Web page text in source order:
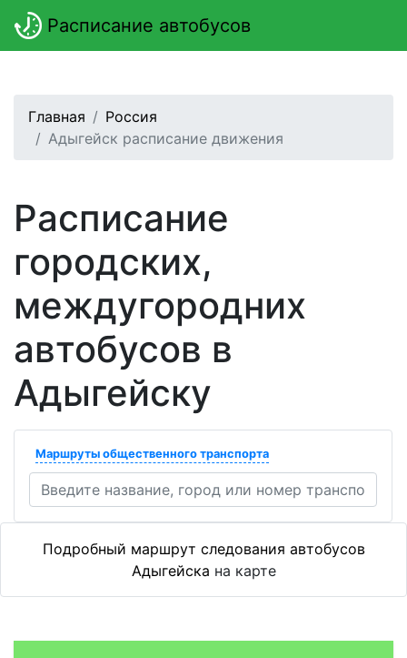
Расписание автобусов
Главная
Россия
Адыгейск расписание движения
Расписание
городских,
междугородних
автобусов в
Адыгейску
Маршруты общественного транспорта
Подробный маршрут следования автобусов
Адыгейска на карте